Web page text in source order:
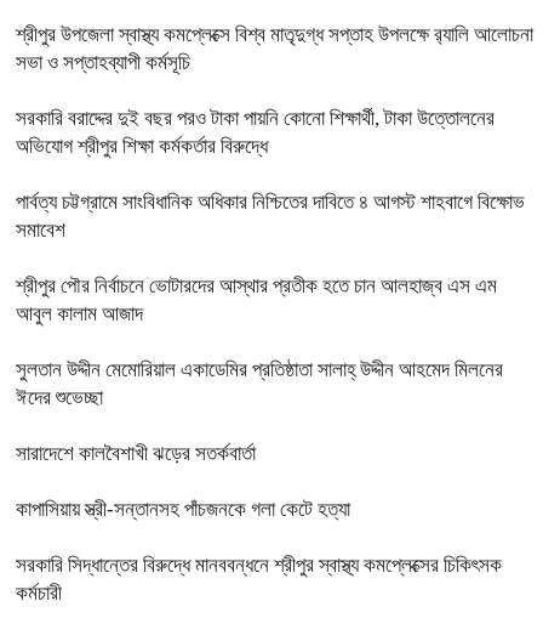
শ্রীপুর উপজেলা স্বাস্থ্য কমপ্লেক্সে বিশ্ব মাতৃদুগ্ধ সপ্তাহ উপলক্ষে র‍্যালি আলোচনা
সভা ও সপ্তাহব্যাপী কর্মসূচি
সরকারি বরাদ্দের দুই বছর পরও টাকা পায়নি কোনো শিক্ষার্থী, টাকা উত্তোলনের
অভিযোগ শ্রীপুর শিক্ষা কর্মকর্তার বিরুদ্ধে
পার্বত্য চট্টগ্রামে সাংবিধানিক অধিকার নিশ্চিতের দাবিতে ৪ আগস্ট শাহবাগে বিক্ষোভ
সমাবেশ
শ্রীপুর পৌর নির্বাচনে ভোটারদের আস্থার প্রতীক হতে চান আলহাজ্ব এস এম
আবুল কালাম আজাদ
সুলতান উদ্দীন মেমোরিয়াল একাডেমির প্রতিষ্ঠাতা সালাহ্ উদ্দীন আহমেদ মিলনের
ঈদের শুভেচ্ছা
সারাদেশে কালবৈশাখী ঝড়ের সতর্কবার্তা
কাপাসিয়ায় স্ত্রী-সন্তানসহ পাঁচজনকে গলা কেটে হত্যা
সরকারি সিদ্ধান্তের বিরুদ্ধে মানববন্ধনে শ্রীপুর স্বাস্থ্য কমপ্লেক্সের চিকিৎসক
কর্মচারী